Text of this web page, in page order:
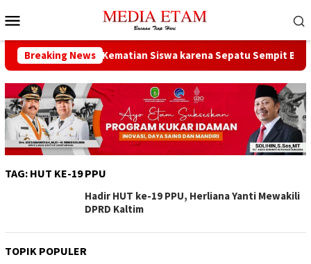
ke
Mobile
Breaking News
Sebut Kematian Siswa karena Sepatu Sempit Bukan
TAG: HUT KE-19 PPU
Hadir HUT ke-19 PPU, Herliana Yanti Mewakili
DPRD Kaltim
TOPIK POPULER